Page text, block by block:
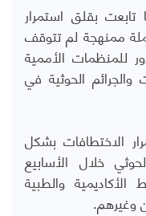
بقلق استمرار
ممنهجة لم تتوقف
الأممية
الحوثية في
الاختطافات بشكل
خلال الأسابيع
الأكاديمية والطبية
وغيرهم.